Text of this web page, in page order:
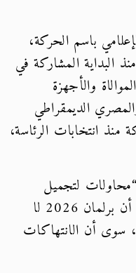
باسم الحركة،
البداية المشاركة في
والأجهزة
الديمقراطي
انتخابات الرئاسة،
لتجميل
انتخابات قبيحة ومشبوهة”، معتبرًا أن برلمان 2026 لا
يختلف جوهريًا عن برلمان 2021، سوى أن الانتهاكات